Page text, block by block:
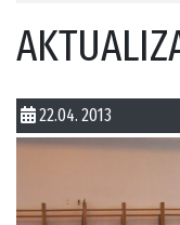
22.04. 2013